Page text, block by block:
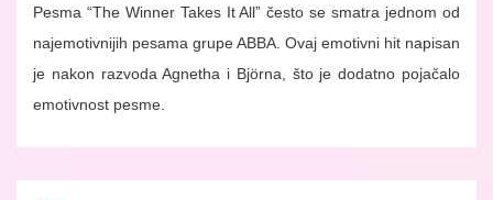
Pesma “The Winner Takes It All” često se smatra jednom od
najemotivnijih pesama grupe ABBA. Ovaj emotivni hit napisan
je nakon razvoda Agnetha i Björna, što je dodatno pojačalo
emotivnost pesme.